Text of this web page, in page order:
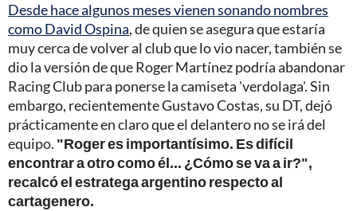
Desde hace algunos meses vienen sonando nombres
como David Ospina, de quien se asegura que estaría
muy cerca de volver al club que lo vio nacer, también se
dio la versión de que Roger Martínez podría abandonar
Racing Club para ponerse la camiseta 'verdolaga'. Sin
embargo, recientemente Gustavo Costas, su DT, dejó
prácticamente en claro que el delantero no se irá del
equipo. "Roger es importantísimo. Es difícil
encontrar a otro como él... ¿Cómo se va a ir?",
recalcó el estratega argentino respecto al
cartagenero.